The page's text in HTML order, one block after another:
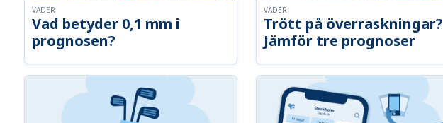
Vad betyder 0,1 mm i
prognosen?
VÄDER
Trött på överraskningar?
Jämför tre prognoser
VÄDER